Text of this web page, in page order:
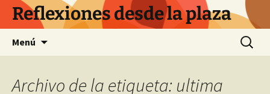
Saltar
contenido
Reflexiones desde la plaza
Menú Buscar:
Archivo de la etiqueta: ultima